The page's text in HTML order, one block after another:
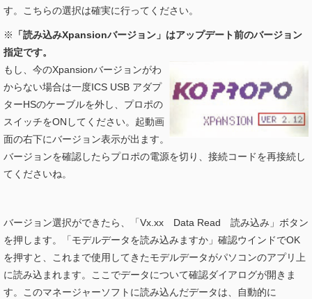
す。こちらの選択は確実に行ってください。
※
「読み込みXpansionバージョン」はアップデート前のバージョン
指定です。
もし、今のXpansionバージョンがわ
からない場合は一度ICS USB アダプ
ターHSのケーブルを外し、プロポの
スイッチをONしてください。起動画
面の右下にバージョン表示が出ます。
バージョンを確認したらプロポの電源を切り、接続コードを再接続し
てくださいね。
バージョン選択ができたら、「Vx.xx Data Read 読み込み」ボタン
を押します。「モデルデータを読み込みますか」確認ウインドでOK
を押すと、これまで使用してきたモデルデータがパソコンのアプリ上
に読み込まれます。ここでデータについて確認ダイアログが開きま
す。このマネージャーソフトに読み込んだデータは、自動的に